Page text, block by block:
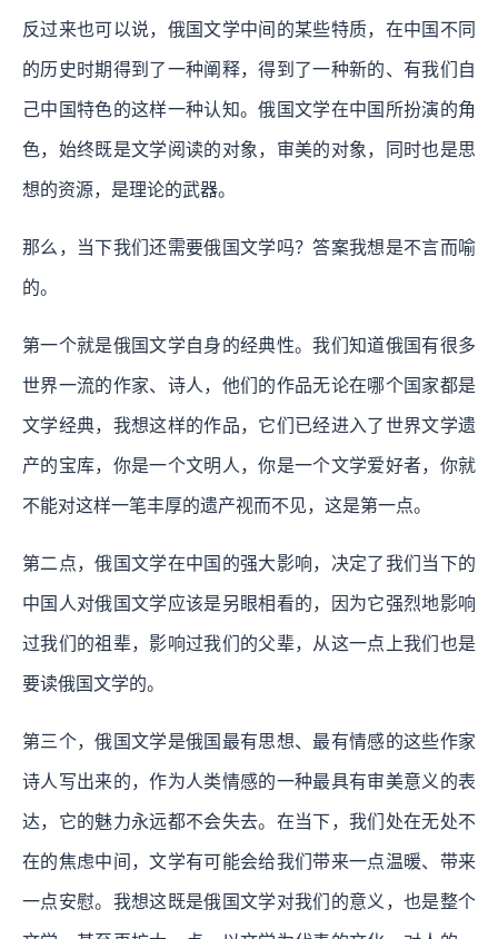
反过来也可以说，俄国文学中间的某些特质，在中国不同
的历史时期得到了一种阐释，得到了一种新的、有我们自
己中国特色的这样一种认知。俄国文学在中国所扮演的角
色，始终既是文学阅读的对象，审美的对象，同时也是思
想的资源，是理论的武器。
那么，当下我们还需要俄国文学吗？答案我想是不言而喻
的。
第一个就是俄国文学自身的经典性。我们知道俄国有很多
世界一流的作家、诗人，他们的作品无论在哪个国家都是
文学经典，我想这样的作品，它们已经进入了世界文学遗
产的宝库，你是一个文明人，你是一个文学爱好者，你就
不能对这样一笔丰厚的遗产视而不见，这是第一点。
第二点，俄国文学在中国的强大影响，决定了我们当下的
中国人对俄国文学应该是另眼相看的，因为它强烈地影响
过我们的祖辈，影响过我们的父辈，从这一点上我们也是
要读俄国文学的。
第三个，俄国文学是俄国最有思想、最有情感的这些作家
诗人写出来的，作为人类情感的一种最具有审美意义的表
达，它的魅力永远都不会失去。在当下，我们处在无处不
在的焦虑中间，文学有可能会给我们带来一点温暖、带来
一点安慰。我想这既是俄国文学对我们的意义，也是整个